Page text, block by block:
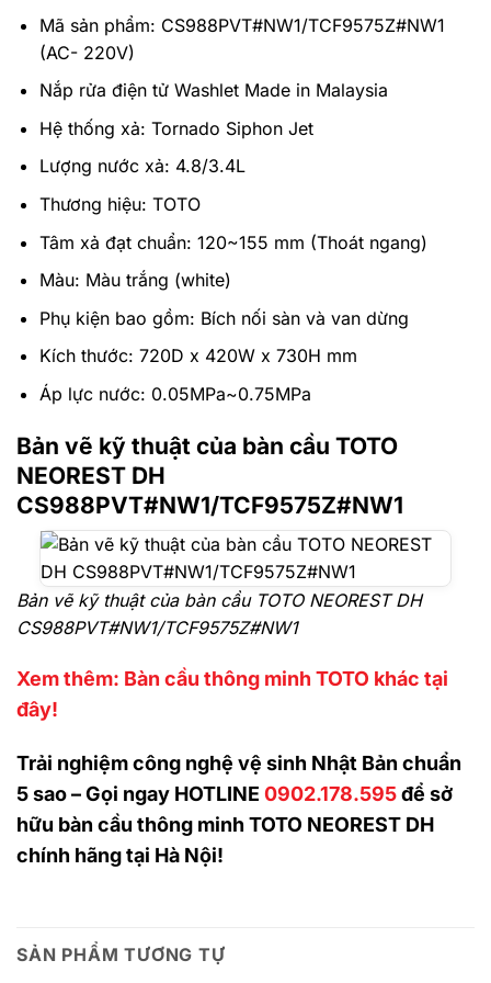
Mã sản phẩm: CS988PVT#NW1/TCF9575Z#NW1
(AC- 220V)
Nắp rửa điện tử Washlet Made in Malaysia
Hệ thống xả: Tornado Siphon Jet
Lượng nước xả: 4.8/3.4L
Thương hiệu: TOTO
Tâm xả đạt chuẩn: 120~155 mm (Thoát ngang)
Màu: Màu trắng (white)
Phụ kiện bao gồm: Bích nối sàn và van dừng
Kích thước: 720D x 420W x 730H mm
Áp lực nước: 0.05MPa~0.75MPa
Bản vẽ kỹ thuật của bàn cầu TOTO
NEOREST DH
CS988PVT#NW1/TCF9575Z#NW1
Bản vẽ kỹ thuật của bàn cầu TOTO NEOREST DH
CS988PVT#NW1/TCF9575Z#NW1
Xem thêm: Bàn cầu thông minh TOTO khác tại
đây!
Trải nghiệm công nghệ vệ sinh Nhật Bản chuẩn
5 sao – Gọi ngay HOTLINE 0902.178.595để sở
hữu bàn cầu thông minh TOTO NEOREST DH
chính hãng tại Hà Nội!
SẢN PHẨM TƯƠNG TỰ